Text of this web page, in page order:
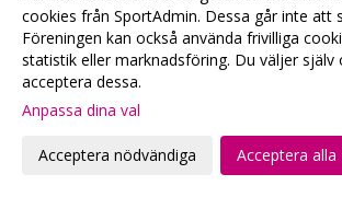
God Jul & Gott Nytt År
Kansliet håller stängd
Hyllade VM-hjältar
Julklappstips 2 - Hushållsnära tjänster till
Damerna vidare i SkM
cookies från SportAdmin. Dessa går inte att
Föreningen kan också använda frivilliga
statistik eller marknadsföring. Du väljer själv
acceptera dessa.
Anpassa dina val
Acceptera nödvändiga Acceptera alla